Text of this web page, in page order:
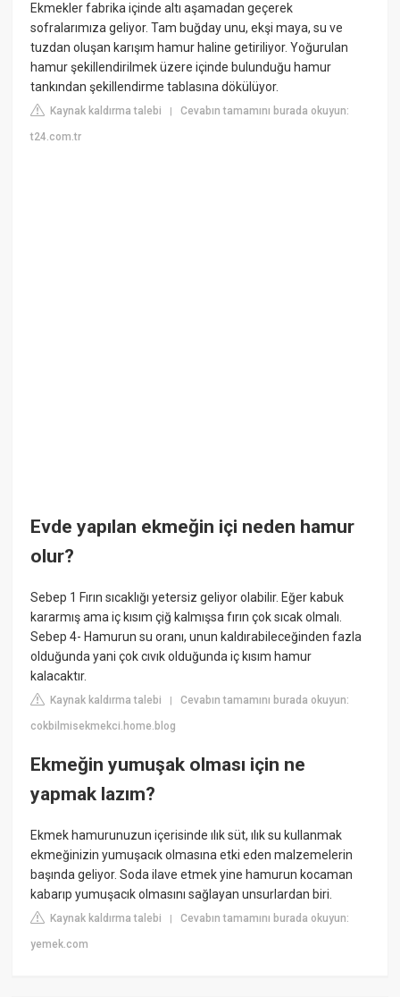
Ekmekler fabrika içinde altı aşamadan geçerek
sofralarımıza geliyor. Tam buğday unu, ekşi maya, su ve
tuzdan oluşan karışım hamur haline getiriliyor. Yoğurulan
hamur şekillendirilmek üzere içinde bulunduğu hamur
tankından şekillendirme tablasına dökülüyor.
Kaynak kaldırma talebi |Cevabın tamamını burada okuyun:
t24.com.tr
Evde yapılan ekmeğin içi neden hamur
olur?
Sebep 1 Fırın sıcaklığı yetersiz geliyor olabilir. Eğer kabuk
kararmış ama iç kısım çiğ kalmışsa fırın çok sıcak olmalı.
Sebep 4- Hamurun su oranı, unun kaldırabileceğinden fazla
olduğunda yani çok cıvık olduğunda iç kısım hamur
kalacaktır.
Kaynak kaldırma talebi |Cevabın tamamını burada okuyun:
cokbilmisekmekci.home.blog
Ekmeğin yumuşak olması için ne
yapmak lazım?
Ekmek hamurunuzun içerisinde ılık süt, ılık su kullanmak
ekmeğinizin yumuşacık olmasına etki eden malzemelerin
başında geliyor. Soda ilave etmek yine hamurun kocaman
kabarıp yumuşacık olmasını sağlayan unsurlardan biri.
Kaynak kaldırma talebi |Cevabın tamamını burada okuyun:
yemek.com